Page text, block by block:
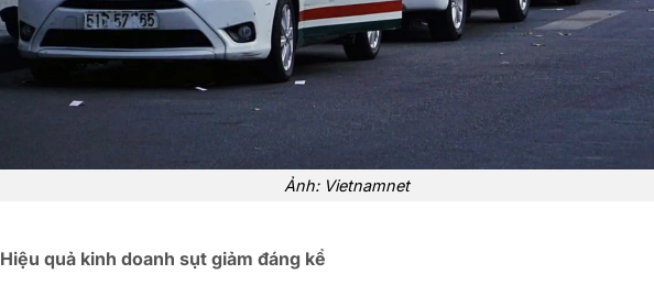
Ảnh: Vietnamnet
Hiệu quả kinh doanh sụt giảm đáng kể